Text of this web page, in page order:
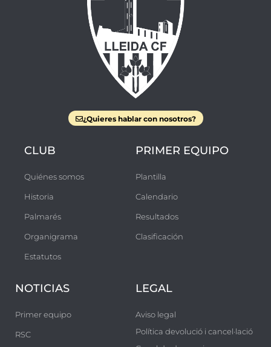
¿Quieres hablar con nosotros?
CLUB
Quiénes somos
Historia
Palmarés
Organigrama
Estatutos
PRIMER EQUIPO
Plantilla
Calendario
Resultados
Clasificación
NOTICIAS
Primer equipo
RSC
LEGAL
Aviso legal
Política devolució i cancel·lació